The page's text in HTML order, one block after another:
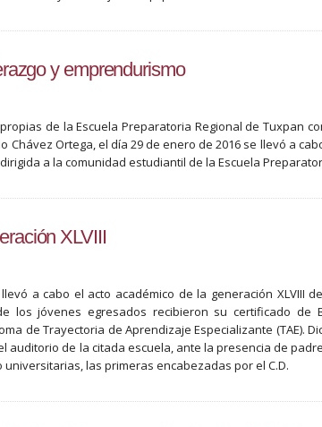
y emprendurismo
de la Escuela Preparatoria Regional de Tuxpan
Chávez Ortega, el día 29 de enero de 2016 se llevó a
a la comunidad estudiantil de la Escuela
XLVIII
a cabo el acto académico de la generación XLVIII
los jóvenes egresados recibieron su certificado de
de Trayectoria de Aprendizaje Especializante (TAE).
auditorio de la citada escuela, ante la presencia de
las primeras encabezadas por el C.D.